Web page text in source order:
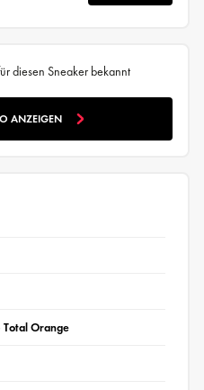
diesen Sneaker bekannt
ANZEIGEN
Orange